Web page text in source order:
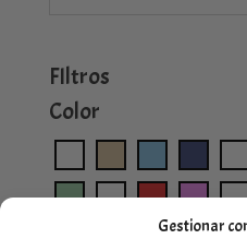
Gestionar
FIltros
Color